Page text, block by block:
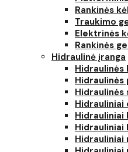
Rankinės
Traukimo
Elektrinės
Rankinės
Hidraulinė įranga
Hidraulinės
Hidrauliniai
Hidrauliniai
Hidrauliniai
Hidrauliniai